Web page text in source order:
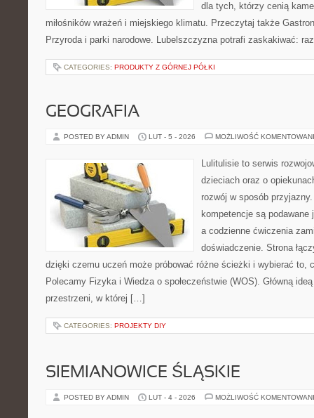
dla tych, którzy cenią
miłośników wrażeń i miejskiego klimatu. Przeczytaj także
Przyroda i parki narodowe. Lubelszczyzna potrafi zaskakiwać:
CATEGORIES: PRODUKTY Z GÓRNEJ PÓŁKI
GEOGRAFIA
POSTED BY ADMIN LUT - 5 - 2026 MOŻLIWOŚĆ
Lulitulisie to serwis
dzieciach oraz o
rozwój w sposób
kompetencje są
a codzienne ćwiczenia
doświadczenie. Strona
dzięki czemu uczeń może próbować różne ścieżki i wybierać to,
Polecamy Fizyka i Wiedza o społeczeństwie (WOS). Główną
przestrzeni, w której […]
CATEGORIES: PROJEKTY DIY
SIEMIANOWICE ŚLĄSKIE
POSTED BY ADMIN LUT - 4 - 2026 MOŻLIWOŚĆ